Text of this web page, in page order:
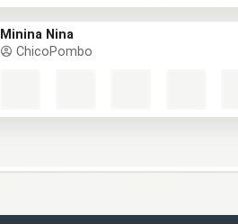
Minina Nina
ChicoPombo